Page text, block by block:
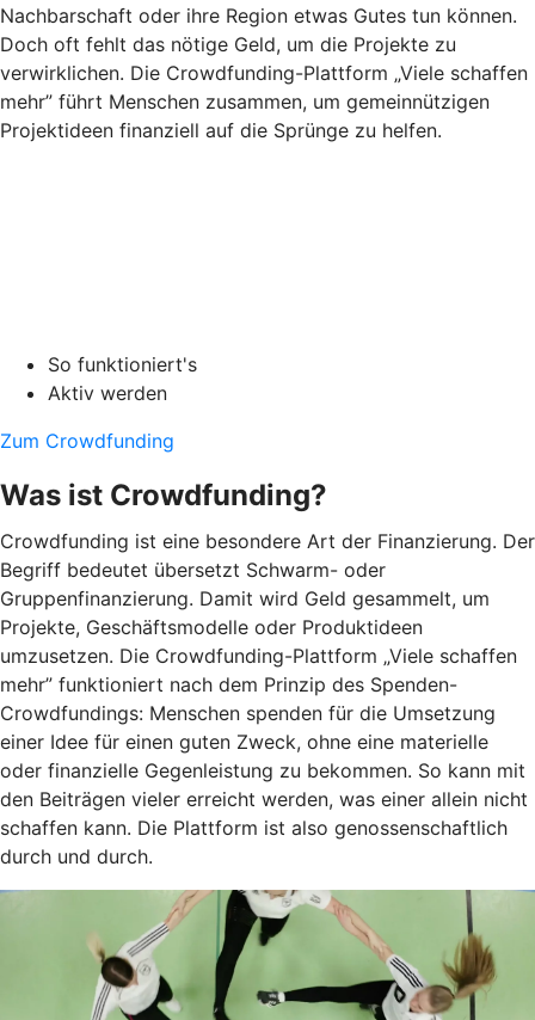
Nachbarschaft oder ihre Region etwas Gutes tun können.
Doch oft fehlt das nötige Geld, um die Projekte zu
verwirklichen. Die Crowdfunding-Plattform „Viele schaffen
mehr” führt Menschen zusammen, um gemeinnützigen
Projektideen finanziell auf die Sprünge zu helfen.
So funktioniert's
Aktiv werden
Zum Crowdfunding
Was ist Crowdfunding?
Crowdfunding ist eine besondere Art der Finanzierung. Der
Begriff bedeutet übersetzt Schwarm- oder
Gruppenfinanzierung. Damit wird Geld gesammelt, um
Projekte, Geschäftsmodelle oder Produktideen
umzusetzen. Die Crowdfunding-Plattform „Viele schaffen
mehr” funktioniert nach dem Prinzip des Spenden-
Crowdfundings: Menschen spenden für die Umsetzung
einer Idee für einen guten Zweck, ohne eine materielle
oder finanzielle Gegenleistung zu bekommen. So kann mit
den Beiträgen vieler erreicht werden, was einer allein nicht
schaffen kann. Die Plattform ist also genossenschaftlich
durch und durch.